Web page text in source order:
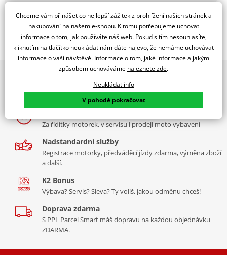
Popis a parametry
Jsme autorizovaný
dealer značky RDMOTO
Honda NX650 Dominator (1996-)
Padací rámy RDMOTO nabízí maximální ochranu Vašeho
Vyráběné z kvalitního materiálu.
"Testováno zákazníky"
Cena za pár včetně montážní sady.
Montážní list
2x multibrand showroom
9 značek motocyklů, servis, oblečení, doplňky i náhradní
díly, to vše v Praze a Liberci
Za řídítky motorek, v servisu i prodeji moto vybavení
Nadstandardní služby
Registrace motorky, předváděcí jízdy zdarma, výměna zboží
a další.
K2 Bonus
Výbava? Servis? Sleva? Ty volíš, jakou odměnu chceš!
Doprava zdarma
S PPL Parcel Smart máš dopravu na každou objednávku
ZDARMA.
Chceme vám přinášet co nejlepší zážitek z prohlížení našich stránek a
nakupování na našem e-shopu. K tomu potřebujeme uchovat
informace o tom, jak používáte náš web. Pokud s tím nesouhlasíte,
kliknutím na tlačítko neukládat nám dáte najevo, že nemáme uchovávat
informace o vaší návštěvě. Informace o tom, jaké informace a jakým
způsobem uchováváme naleznete zde.
Neukládat info
V pohodě pokračovat